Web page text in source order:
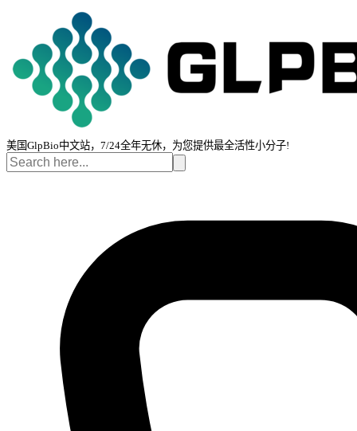
美国GlpBio中文站，7/24全年无休，为您提供最全活性小分子!